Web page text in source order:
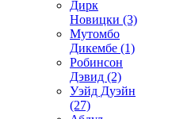
Дирк
Новицки (3)
Мутомбо
Дикембе (1)
Робинсон
Дэвид (2)
Уэйд Дуэйн
(27)